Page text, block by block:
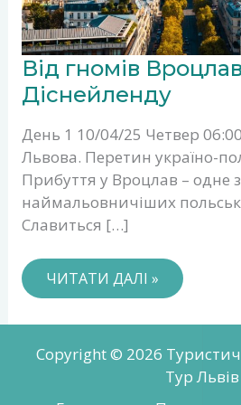
Від гномів
Діснейленду
День 1 10/04/25 Четвер
Львова. Перетин україно-
Прибуття у Вроцлав – одне
наймальовничіших
Славиться […]
ВІД
ГНОМІВ
ВРОЦЛАВА
—
МАГІЇ
ДІСНЕЙЛЕНДУ
ЧИТАТИ ДАЛІ »
Copyright © 2026
Тур Львів